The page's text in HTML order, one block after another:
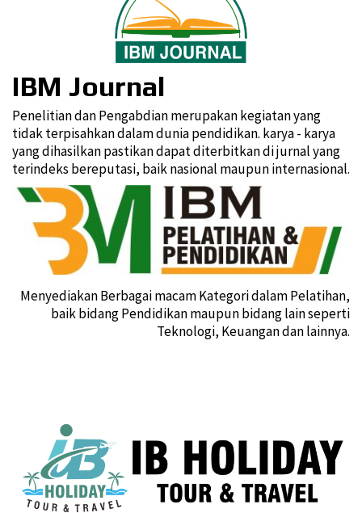
IBM Journal
Penelitian dan Pengabdian merupakan kegiatan yang
tidak terpisahkan dalam dunia pendidikan. karya - karya
yang dihasilkan pastikan dapat diterbitkan di jurnal yang
terindeks bereputasi, baik nasional maupun internasional.
Menyediakan Berbagai macam Kategori dalam Pelatihan,
baik bidang Pendidikan maupun bidang lain seperti
Teknologi, Keuangan dan lainnya.